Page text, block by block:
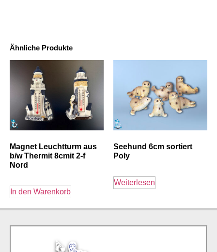
Ähnliche Produkte
Magnet Leuchtturm aus
b/w Thermit 8cmit 2-f
Nord
In den Warenkorb
Seehund 6cm sortiert
Poly
Weiterlesen